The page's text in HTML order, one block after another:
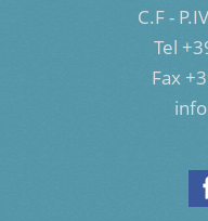
C.F -
Tel
Fax